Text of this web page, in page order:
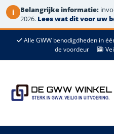
i Belangrijke informatie:
2026. Lees wat dit voor uw
de
Alle GWW benodigdheden in
de voordeur